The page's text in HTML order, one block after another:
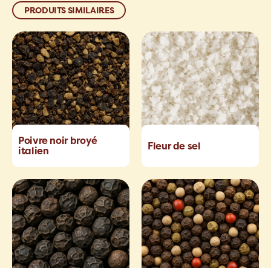
PRODUITS SIMILAIRES
Poivre noir broyé
italien
Fleur de sel